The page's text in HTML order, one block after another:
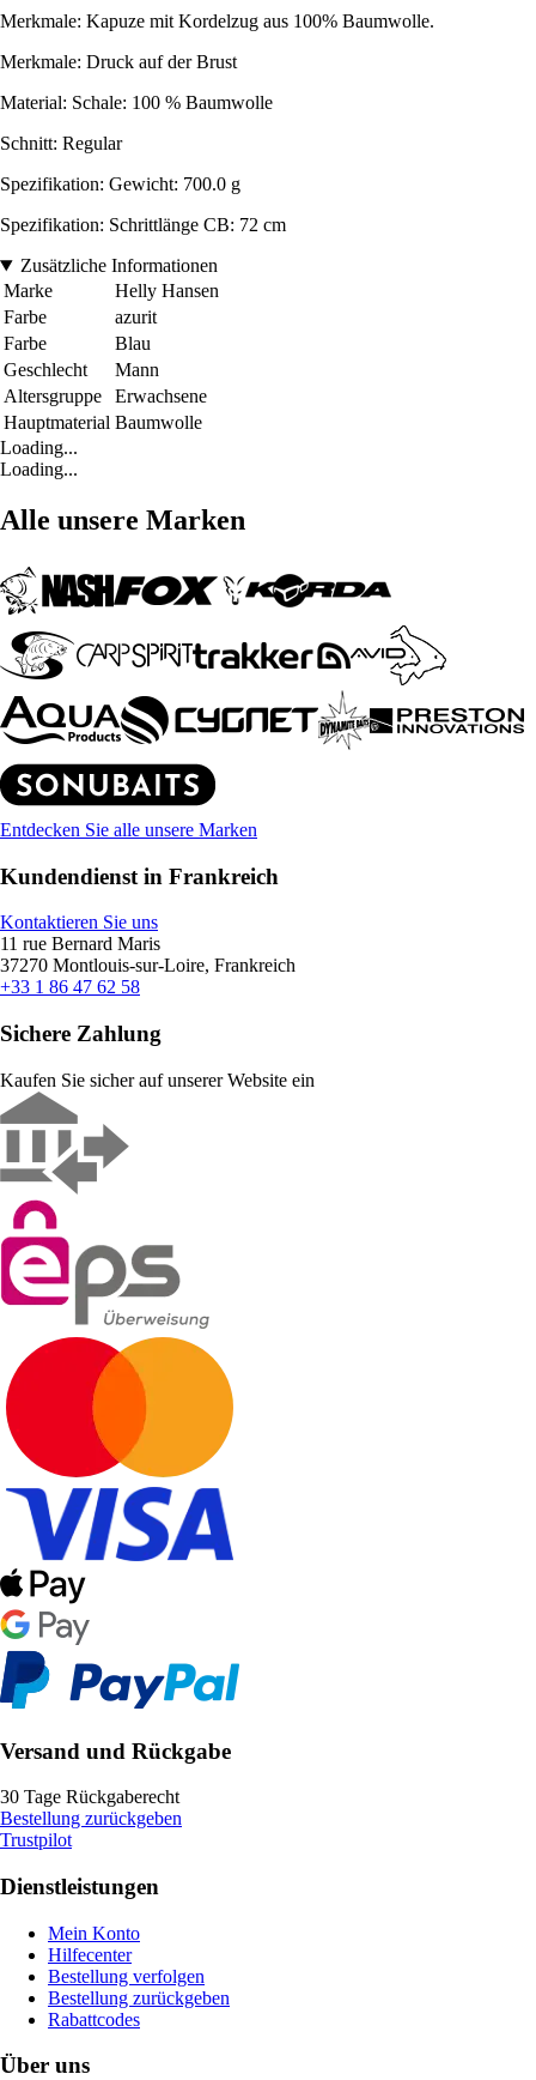
Merkmale: Kapuze mit Kordelzug aus 100% Baumwolle.
Merkmale: Druck auf der Brust
Material: Schale: 100 % Baumwolle
Schnitt: Regular
Spezifikation: Gewicht: 700.0 g
Spezifikation: Schrittlänge CB: 72 cm
Zusätzliche Informationen
Marke
Helly Hansen
Farbe
azurit
Farbe
Blau
Geschlecht
Mann
Altersgruppe
Erwachsene
Hauptmaterial Baumwolle
Loading...
Loading...
Alle unsere Marken
Entdecken Sie alle unsere Marken
Kundendienst in Frankreich
Kontaktieren Sie uns
11 rue Bernard Maris
37270 Montlouis-sur-Loire, Frankreich
+33 1 86 47 62 58
Sichere Zahlung
Kaufen Sie sicher auf unserer Website ein
Versand und Rückgabe
30 Tage Rückgaberecht
Bestellung zurückgeben
Trustpilot
Dienstleistungen
Mein Konto
Hilfecenter
Bestellung verfolgen
Bestellung zurückgeben
Rabattcodes
Über uns